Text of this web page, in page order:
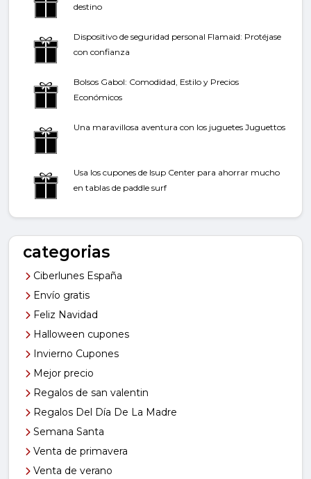
destino
Dispositivo de seguridad personal Flamaid: Protéjase
con confianza
Bolsos Gabol: Comodidad, Estilo y Precios
Económicos
Una maravillosa aventura con los juguetes Juguettos
Usa los cupones de Isup Center para ahorrar mucho
en tablas de paddle surf
categorias
Ciberlunes España
Envío gratis
Feliz Navidad
Halloween cupones
Invierno Cupones
Mejor precio
Regalos de san valentin
Regalos Del Día De La Madre
Semana Santa
Venta de primavera
Venta de verano